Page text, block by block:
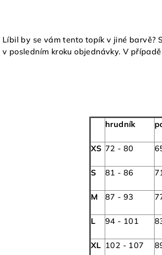
Líbil by se vám tento topík v jiné barvě?
v posledním kroku objednávky. V
hrudník
XS 72 - 80
S 81 - 86
M 87 - 93
L 94 - 101
XL 102 - 107